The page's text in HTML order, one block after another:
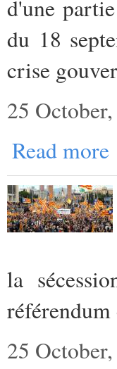
d'une
du 18
crise
25
Read more
la
référendum
25